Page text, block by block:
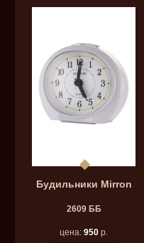
Будильники Mirron
2609 ББ
цена:950 р.